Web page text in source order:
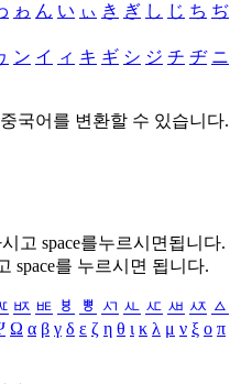
ゎ ん い ぃ き ぎ し じ ち ぢ
ン イ ィ キ ギ シ ジ チ ヂ ニ
국어를 변환할 수 있습니다.
고 space를누르시면됩니다.
space를 누르시면 됩니다.
ㅶ ㅷ ㅸ ㅹ ㅺ ㅻ ㅼ ㅽ ㅾ ㅿ
Ω α β γ δ ε ζ η θ ι κ λ μ ν ξ ο π